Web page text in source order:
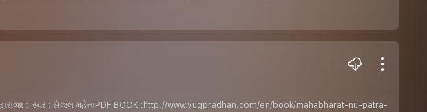
: સ્વર : સેજલ મહેતાPDF BOOK :http://www.yugpradhan.com/en/book/mahabharat-nu-patra-